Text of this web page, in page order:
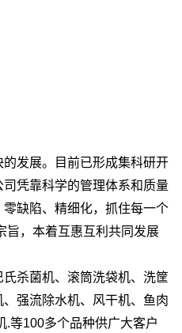
发展。目前已形成集科研开
凭靠科学的管理体系和质量
缺陷、精细化，抓住每一个
旨，本着互惠互利共同发展
杀菌机、滚筒洗袋机、洗筐
强流除水机、风干机、鱼肉
.等100多个品种供广大客户